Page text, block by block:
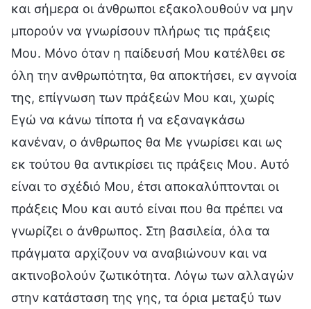
και σήμερα οι άνθρωποι εξακολουθούν να μην
μπορούν να γνωρίσουν πλήρως τις πράξεις
Μου. Μόνο όταν η παίδευσή Μου κατέλθει σε
όλη την ανθρωπότητα, θα αποκτήσει, εν αγνοία
της, επίγνωση των πράξεών Μου και, χωρίς
Εγώ να κάνω τίποτα ή να εξαναγκάσω
κανέναν, ο άνθρωπος θα Με γνωρίσει και ως
εκ τούτου θα αντικρίσει τις πράξεις Μου. Αυτό
είναι το σχέδιό Μου, έτσι αποκαλύπτονται οι
πράξεις Μου και αυτό είναι που θα πρέπει να
γνωρίζει ο άνθρωπος. Στη βασιλεία, όλα τα
πράγματα αρχίζουν να αναβιώνουν και να
ακτινοβολούν ζωτικότητα. Λόγω των αλλαγών
στην κατάσταση της γης, τα όρια μεταξύ των